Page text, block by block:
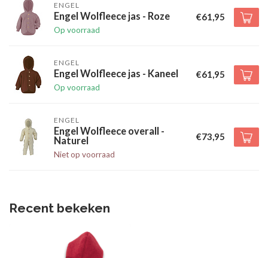
ENGEL
Engel Wolfleece jas - Roze
Op voorraad
€61,95
ENGEL
Engel Wolfleece jas - Kaneel
Op voorraad
€61,95
ENGEL
Engel Wolfleece overall -
Naturel
Niet op voorraad
€73,95
Recent bekeken